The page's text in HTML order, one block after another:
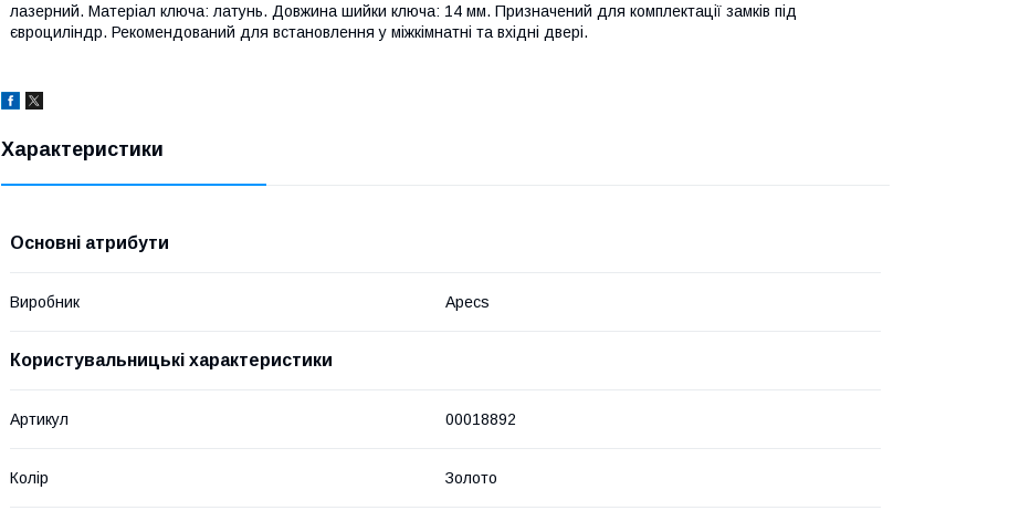
лазерний. Матеріал ключа: латунь. Довжина шийки ключа: 14 мм. Призначений для комплектації замків під
євроциліндр. Рекомендований для встановлення у міжкімнатні та вхідні двері.
Характеристики
Основні атрибути
Виробник Apecs
Користувальницькі характеристики
Артикул 00018892
Колір Золото